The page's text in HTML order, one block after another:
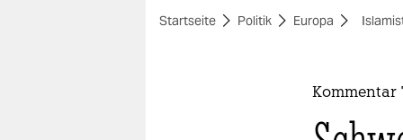
themen
Startseite Politik Europa
Kommentar